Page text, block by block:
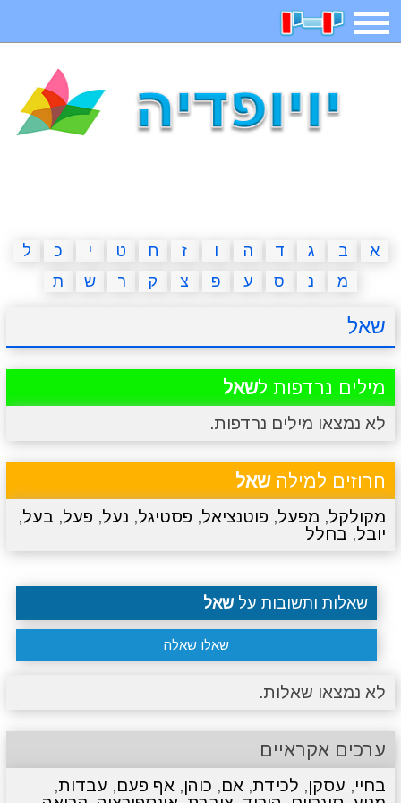
תפריט
איש תלוי מדריכים פוקימון גו מצא הבדלים
יצירה משחקי בנות אשליות חדשות
א ב ג ד ה ו ז ח ט י כ
ל
מ
נ ס ע פ צ ק ר ש ת
שאל
מילים נרדפות לשאל
לא נמצאו מילים נרדפות.
חרוזים למילהשאל
מקולקל, מפעל, פוטנציאל, פסטיגל, נעל, פעל, בעל,
יובל, בחלל
שאלות ותשובות על שאל
שאלו שאלה
לא נמצאו שאלות.
ערכים אקראיים
בחיי, עסקן, לכידת, אם, כוהן, אף פעם, עבדות,